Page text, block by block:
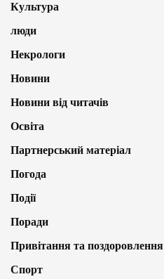
Культура
люди
Некрологи
Новини
Новини від читачів
Освіта
Партнерський матеріал
Погода
Події
Поради
Привітання та поздоровлення
Спорт